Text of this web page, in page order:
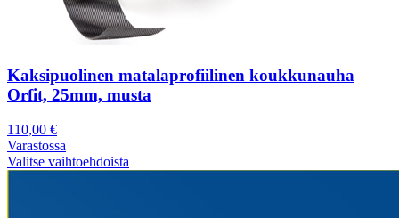
Kaksipuolinen matalaprofiilinen koukkunauha
Orfit, 25mm, musta
110,00 €
Varastossa
Valitse vaihtoehdoista